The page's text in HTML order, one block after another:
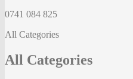
0741 084 825
All Categories
All Categories